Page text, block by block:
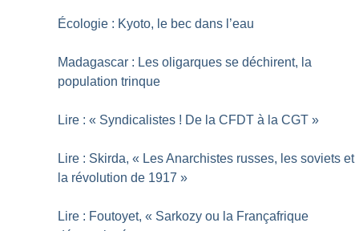
Écologie : Kyoto, le bec dans l’eau
Madagascar : Les oligarques se déchirent, la
population trinque
Lire : « Syndicalistes ! De la CFDT à la CGT »
Lire : Skirda, « Les Anarchistes russes, les soviets et
la révolution de 1917 »
Lire : Foutoyet, « Sarkozy ou la Françafrique